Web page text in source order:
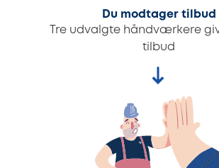
Du modtager tilbud
Tre udvalgte håndværkere
tilbud